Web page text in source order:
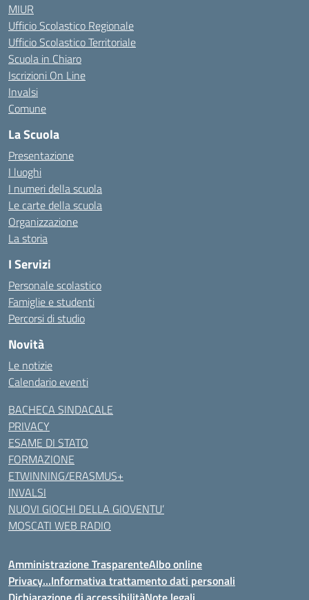
MIUR
Ufficio Scolastico Regionale
Ufficio Scolastico Territoriale
Scuola in Chiaro
Iscrizioni On Line
Invalsi
Comune
La Scuola
Presentazione
I luoghi
I numeri della scuola
Le carte della scuola
Organizzazione
La storia
I Servizi
Personale scolastico
Famiglie e studenti
Percorsi di studio
Novità
Le notizie
Calendario eventi
BACHECA SINDACALE
PRIVACY
ESAME DI STATO
FORMAZIONE
ETWINNING/ERASMUS+
INVALSI
NUOVI GIOCHI DELLA GIOVENTU’
MOSCATI WEB RADIO
Amministrazione TrasparenteAlbo online
Privacy…Informativa trattamento dati personali